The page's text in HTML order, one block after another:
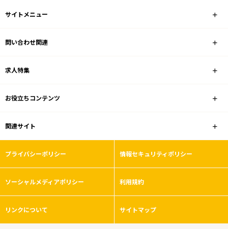
サイトメニュー
問い合わせ関連
求人特集
お役立ちコンテンツ
関連サイト
プライバシーポリシー 情報セキュリティポリシー
ソーシャルメディアポリシー 利用規約
リンクについて サイトマップ